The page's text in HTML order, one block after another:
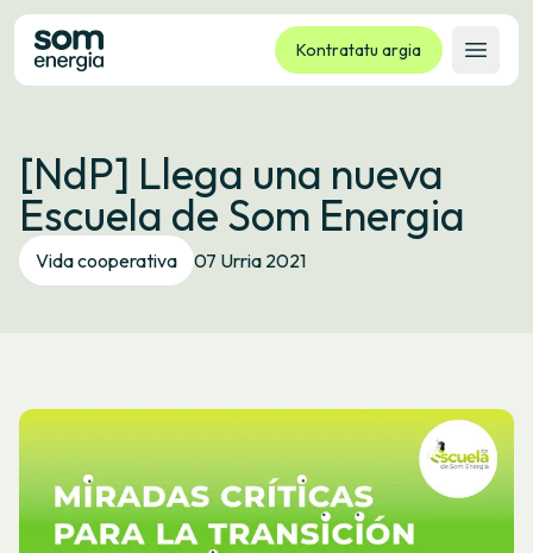
Kontratatu argia
Ireki
Tarifak
Zerbitzuak
Enpresak
Kooperatiba
Hizkuntza:
[NdP] Llega una nueva
Escuela de Som Energia
Vida cooperativa 07 Urria 2021